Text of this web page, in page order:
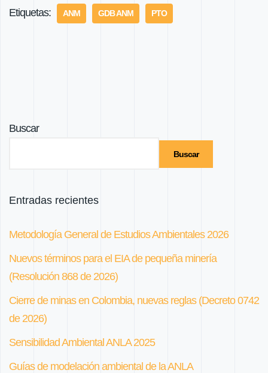
e
at
s
e
dI
ail m
p
Etiquetas: ANM GDB ANM PTO
Buscar
Buscar
Entradas recientes
Metodología General de Estudios Ambientales 2026
Nuevos términos para el EIA de pequeña minería
(Resolución 868 de 2026)
Cierre de minas en Colombia, nuevas reglas (Decreto 0742
de 2026)
Sensibilidad Ambiental ANLA 2025
Guías de modelación ambiental de la ANLA